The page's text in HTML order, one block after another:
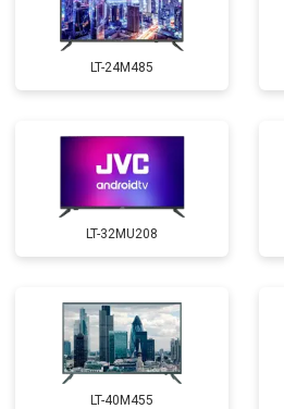
LT-24M485
LT-32MU208
LT-40M455